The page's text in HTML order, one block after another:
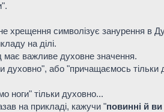
символізує занурення в
на ділі.
має важливе духовне значення.
або "причащаємось тільки
ноги" тільки духовно...
на прикладі, кажучи "повинні й